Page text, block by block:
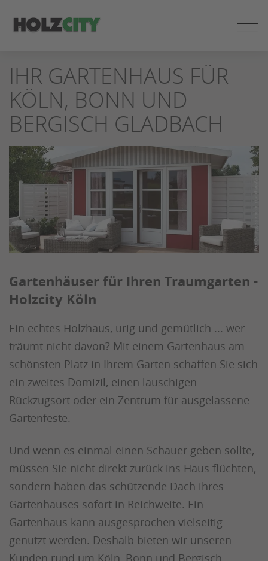
SEITENINHALT
SPRINGEN
IHR GARTENHAUS FÜR
KÖLN, BONN UND
BERGISCH GLADBACH
Gartenhäuser für Ihren Traumgarten -
Holzcity Köln
Ein echtes Holzhaus, urig und gemütlich ... wer
träumt nicht davon? Mit einem Gartenhaus am
schönsten Platz in Ihrem Garten schaffen Sie sich
ein zweites Domizil, einen lauschigen
Rückzugsort oder ein Zentrum für ausgelassene
Gartenfeste.
Und wenn es einmal einen Schauer geben sollte,
müssen Sie nicht direkt zurück ins Haus flüchten,
sondern haben das schützende Dach ihres
Gartenhauses sofort in Reichweite. Ein
Gartenhaus kann ausgesprochen vielseitig
genutzt werden. Deshalb bieten wir unseren
Kunden rund um Köln, Bonn und Bergisch